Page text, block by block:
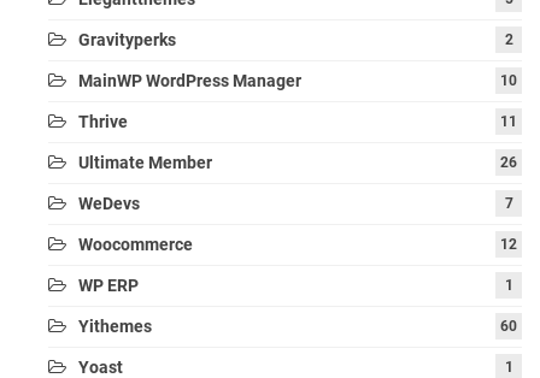
Gravityperks 2
MainWP WordPress Manager 10
Thrive 11
Ultimate Member 26
WeDevs 7
Woocommerce 12
WP ERP 1
Yithemes 60
Yoast 1